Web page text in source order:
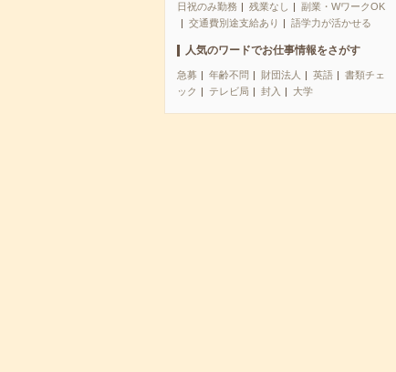
日祝のみ勤務
残業なし
副業・WワークOK
交通費別途支給あり
語学力が活かせる
人気のワードでお仕事情報をさがす
急募 年齢不問 財団法人 英語
書類チェ
ック
テレビ局 封入 大学